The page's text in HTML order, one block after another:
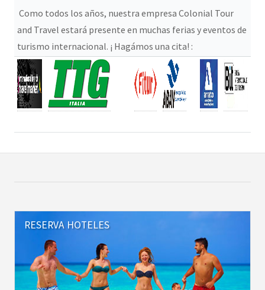
Como todos los años, nuestra empresa Colonial Tour
and Travel estará presente en muchas ferias y eventos de
turismo internacional. ¡ Hagámos una cita! :
RESERVA HOTELES